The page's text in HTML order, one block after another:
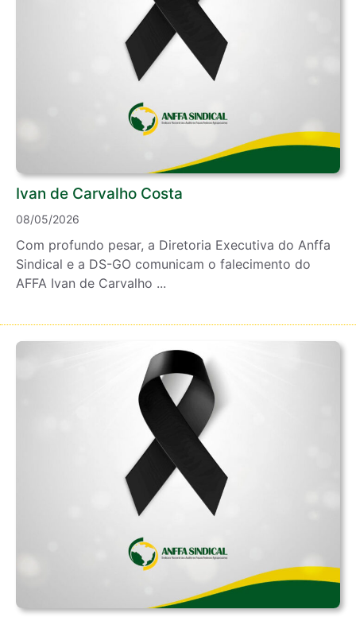
Ivan de Carvalho Costa
08/05/2026
Com profundo pesar, a Diretoria Executiva do Anffa
Sindical e a DS-GO comunicam o falecimento do
AFFA Ivan de Carvalho ...